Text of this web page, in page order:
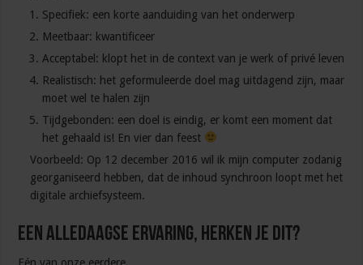
Specifiek: een korte aanduiding van het onderwerp
Meetbaar: kwantificeer
Acceptabel: klopt het in de context van je werk of privé leven
Realistisch: het geformuleerde doel mag uitdagend zijn, maar
moet wel te halen zijn
Tijdgebonden: een doel is eindig, er komt een moment dat
het gehaald is! En vier dan feest
Voorbeeld: Op 12 december 2016 wil ik mijn computer zodanig
georganiseerd hebben, dat de inhoud synchroon loopt met het
digitale archiefsysteem.
Een alledaagse ervaring, herken je dit?